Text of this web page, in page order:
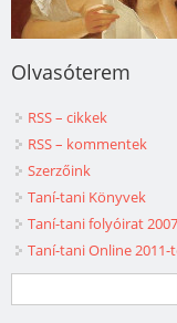
Olvasóterem
RSS – cikkek
RSS – kommentek
Szerzőink
Taní-tani Könyvek
Taní-tani folyóirat
Taní-tani Online 2011-
Keresés űrlap
Keresés